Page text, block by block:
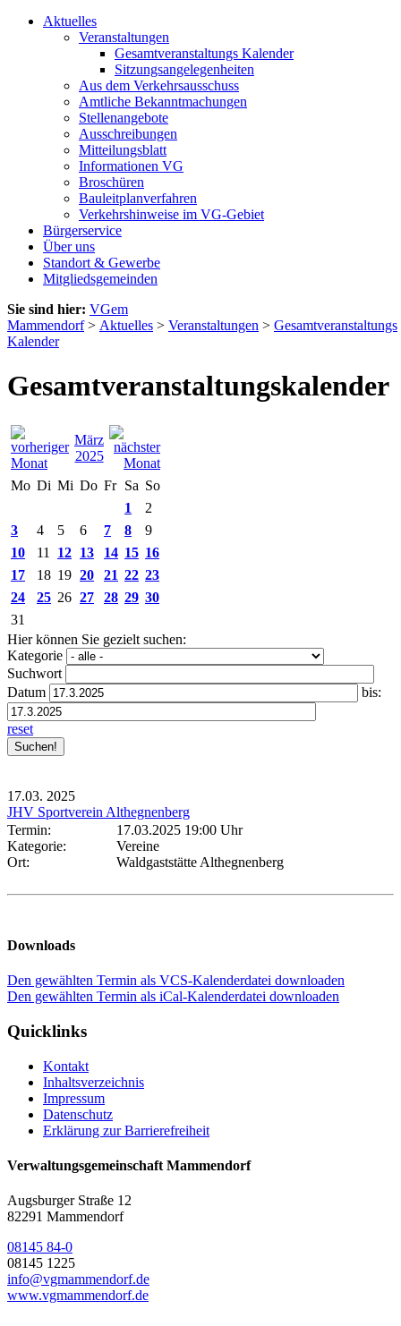
Aktuelles
Veranstaltungen
Gesamtveranstaltungs Kalender
Sitzungsangelegenheiten
Aus dem Verkehrsausschuss
Amtliche Bekanntmachungen
Stellenangebote
Ausschreibungen
Mitteilungsblatt
Informationen VG
Broschüren
Bauleitplanverfahren
Verkehrshinweise im VG-Gebiet
Bürgerservice
Über uns
Standort & Gewerbe
Mitgliedsgemeinden
Sie sind hier: VGem
Mammendorf> Aktuelles > Veranstaltungen > Gesamtveranstaltungs
Kalender
Gesamtveranstaltungskalender
März
2025
Mo Di Mi Do Fr Sa So
1
2
3
4 5 6 7 8
9
10
11 12 13 14 15 16
17
18 19 20 21 22 23
24
25 26 27 28 29 30
31
Hier können Sie gezielt suchen:
Kategorie
Suchwort
Datum
bis:
reset
17.03. 2025
JHV Sportverein Althegnenberg
Termin:
17.03.2025 19:00 Uhr
Kategorie:
Vereine
Ort:
Waldgaststätte Althegnenberg
Downloads
Den gewählten Termin als VCS-Kalenderdatei downloaden
Den gewählten Termin als iCal-Kalenderdatei downloaden
Quicklinks
Kontakt
Inhaltsverzeichnis
Impressum
Datenschutz
Erklärung zur Barrierefreiheit
Verwaltungsgemeinschaft Mammendorf
Augsburger Straße 12
82291 Mammendorf
08145 84-0
08145 1225
info@vgmammendorf.de
www.vgmammendorf.de